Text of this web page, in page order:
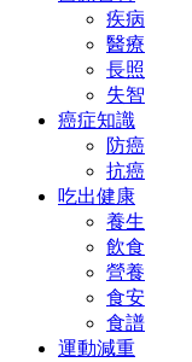
疾病
醫療
長照
失智
癌症知識
防癌
抗癌
吃出健康
養生
飲食
營養
食安
食譜
運動減重